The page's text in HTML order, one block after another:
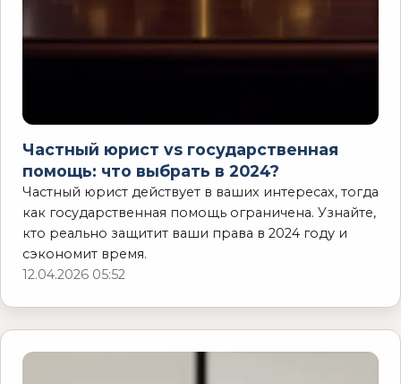
Частный юрист vs государственная
помощь: что выбрать в 2024?
Частный юрист действует в ваших интересах, тогда
как государственная помощь ограничена. Узнайте,
кто реально защитит ваши права в 2024 году и
сэкономит время.
12.04.2026 05:52